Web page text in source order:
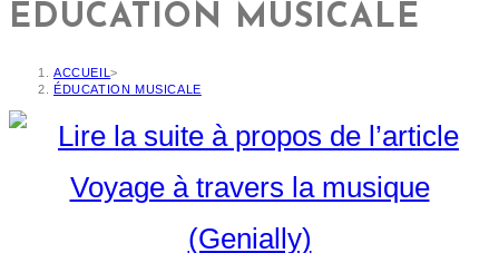
ÉDUCATION MUSICALE
ACCUEIL>
ÉDUCATION MUSICALE